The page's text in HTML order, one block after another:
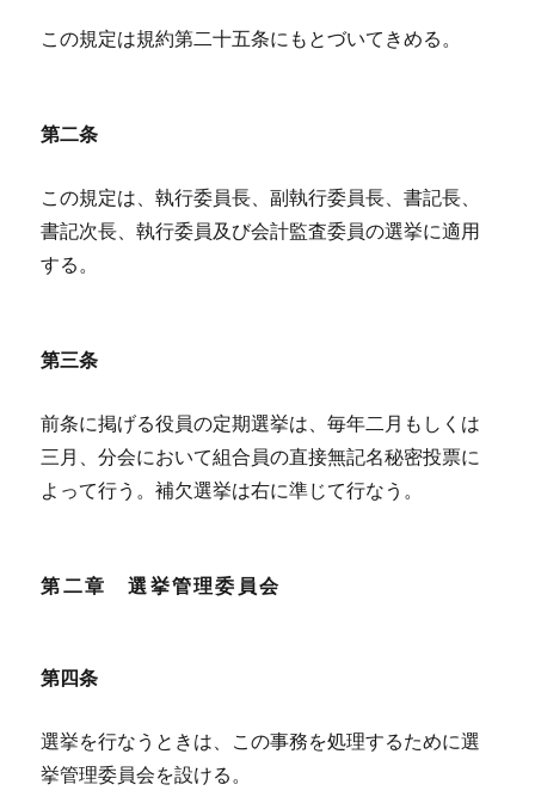
この規定は規約第二十五条にもとづいてきめる。
第二条
この規定は、執行委員長、副執行委員長、書記長、
書記次長、執行委員及び会計監査委員の選挙に適用
する。
第三条
前条に掲げる役員の定期選挙は、毎年二月もしくは
三月、分会において組合員の直接無記名秘密投票に
よって行う。補欠選挙は右に準じて行なう。
第二章 選挙管理委員会
第四条
選挙を行なうときは、この事務を処理するために選
挙管理委員会を設ける。